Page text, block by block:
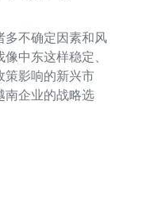
多不确定因素和风
中东这样稳定、
策影响的新兴市
南企业的战略选